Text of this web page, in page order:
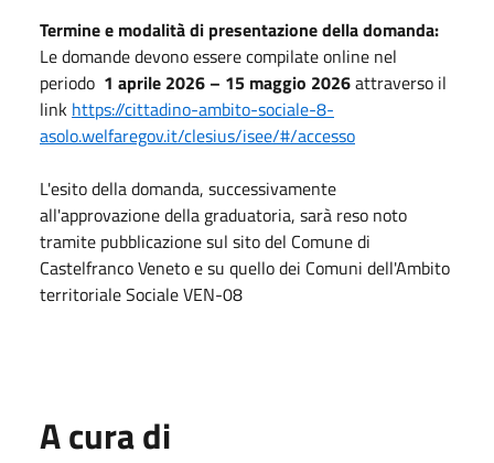
Termine e modalità di presentazione della domanda:
Le domande devono essere compilate online nel
periodo 1 aprile 2026 – 15 maggio 2026attraverso il
link https://cittadino-ambito-sociale-8-
asolo.welfaregov.it/clesius/isee/#/accesso
L'esito della domanda, successivamente
all'approvazione della graduatoria, sarà reso noto
tramite pubblicazione sul sito del Comune di
Castelfranco Veneto e su quello dei Comuni dell'Ambito
territoriale Sociale VEN-08
A cura di